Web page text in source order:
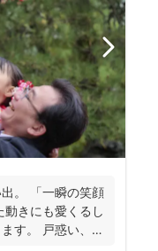
。 「一瞬の笑顔
きにも愛くるし
す。 戸惑い、笑